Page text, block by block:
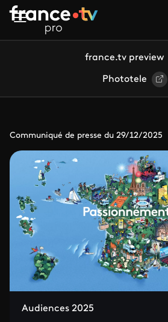
Aller au contenu principal
france.tv preview
Phototele
Communiqué de presse du 29/12/2025
Audiences 2025